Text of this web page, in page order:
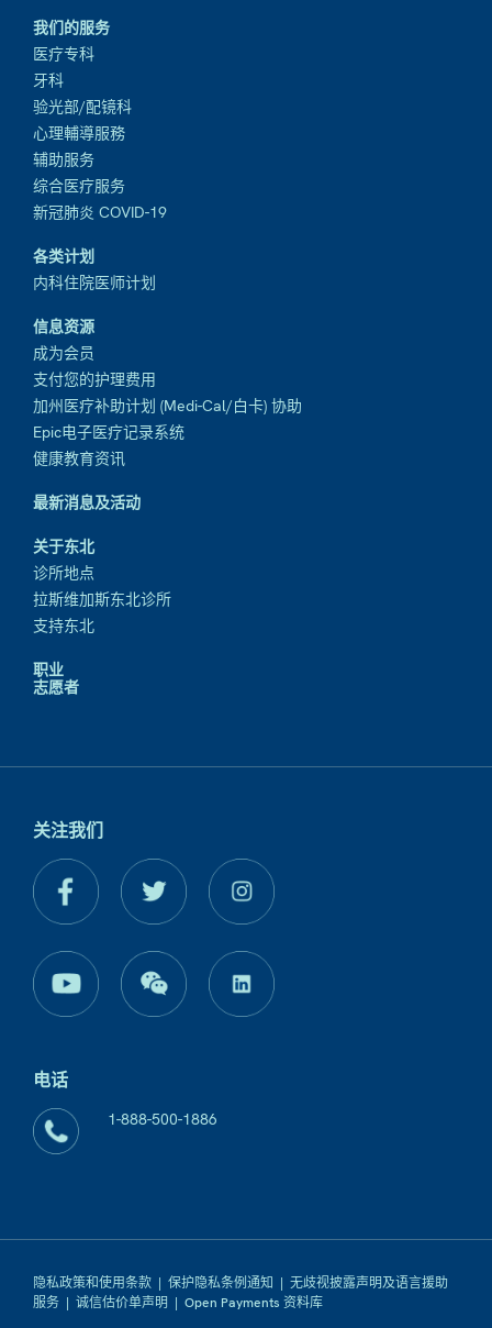
我们的服务
医疗专科
牙科
验光部/配镜科
心理輔導服務
辅助服务
综合医疗服务
新冠肺炎 COVID-19
各类计划
内科住院医师计划
信息资源
成为会员
支付您的护理费用
加州医疗补助计划 (Medi-Cal/白卡) 协助
Epic电子医疗记录系统
健康教育资讯
最新消息及活动
关于东北
诊所地点
拉斯维加斯东北诊所
支持东北
职业
志愿者
关注我们
电话
1-888-500-1886
隐私政策和使用条款 | 保护隐私条例通知 | 无歧视披露声明及语言援助
服务 | 诚信估价单声明 | Open Payments 资料库